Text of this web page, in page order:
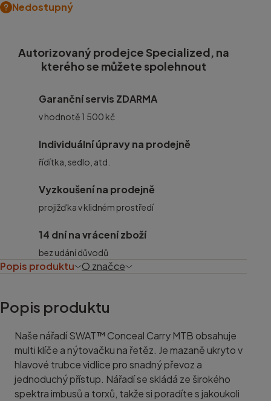
Nedostupný
Autorizovaný prodejce Specialized, na
kterého se můžete spolehnout
Garanční servis ZDARMA
v hodnotě 1 500 kč
Individuální úpravy na prodejně
řídítka, sedlo, atd.
Vyzkoušení na prodejně
projižďka v klidném prostředí
14 dní na vrácení zboží
bez udání důvodů
Popis produktu O značce
Popis produktu
Naše nářadí SWAT™ Conceal Carry MTB obsahuje
multi klíče a nýtovačku na řetěz. Je mazaně ukryto v
hlavové trubce vidlice pro snadný převoz a
jednoduchý přístup. Nářadí se skládá ze širokého
spektra imbusů a torxů, takže si poradíte s jakoukoli